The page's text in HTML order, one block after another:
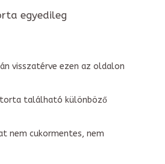
egyedileg
visszatérve ezen az oldalon
található különböző
nem cukormentes, nem